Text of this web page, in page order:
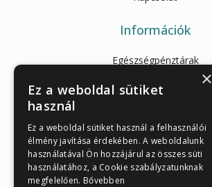
Információk
Egészségpénztárak
Cikkek
Enzimes béldaganatszűrés
Orvosi információk
×
Ez a weboldal sütiket
használ
Ez a weboldal sütiket használ a felhasználói
élmény javítása érdekében. A weboldalunk
használatával Ön hozzájárul az összes süti
használatához, a Cookie szabályzatunknak
megfelelően. Bővebben